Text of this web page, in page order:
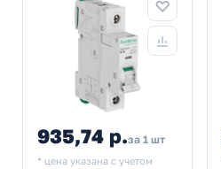
935,74 р.за 1 шт
* цена указана с учетом